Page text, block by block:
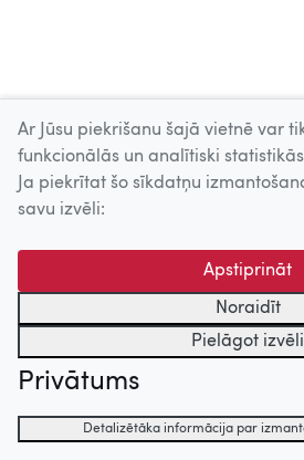
Ar Jūsu piekrišanu šajā vietnē var
funkcionālās un analītiski
Ja piekrītat šo sīkdatņu
savu izvēli:
Apstiprināt
Noraidīt
Pielāgot izvēli
Privātums
Detalizētāka informācija par